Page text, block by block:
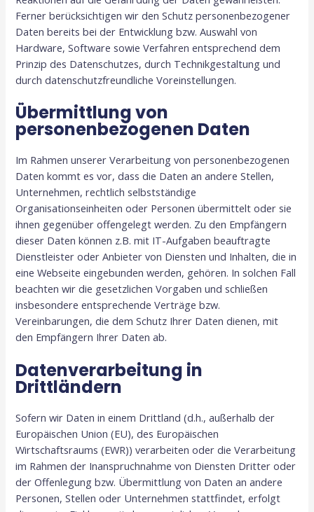
Ferner berücksichtigen wir den Schutz personenbezogener
Daten bereits bei der Entwicklung bzw. Auswahl von
Hardware, Software sowie Verfahren entsprechend dem
Prinzip des Datenschutzes, durch Technikgestaltung und
durch datenschutzfreundliche Voreinstellungen.
Übermittlung von
personenbezogenen Daten
Im Rahmen unserer Verarbeitung von personenbezogenen
Daten kommt es vor, dass die Daten an andere Stellen,
Unternehmen, rechtlich selbstständige
Organisationseinheiten oder Personen übermittelt oder sie
ihnen gegenüber offengelegt werden. Zu den Empfängern
dieser Daten können z.B. mit IT-Aufgaben beauftragte
Dienstleister oder Anbieter von Diensten und Inhalten, die in
eine Webseite eingebunden werden, gehören. In solchen Fall
beachten wir die gesetzlichen Vorgaben und schließen
insbesondere entsprechende Verträge bzw.
Vereinbarungen, die dem Schutz Ihrer Daten dienen, mit
den Empfängern Ihrer Daten ab.
Datenverarbeitung in
Drittländern
Sofern wir Daten in einem Drittland (d.h., außerhalb der
Europäischen Union (EU), des Europäischen
Wirtschaftsraums (EWR)) verarbeiten oder die Verarbeitung
im Rahmen der Inanspruchnahme von Diensten Dritter oder
der Offenlegung bzw. Übermittlung von Daten an andere
Personen, Stellen oder Unternehmen stattfindet, erfolgt